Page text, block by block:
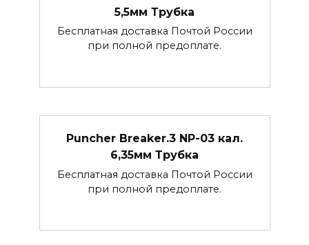
5,5мм Трубка
Бесплатная доставка Почтой России
при полной предоплате.
Puncher Breaker.3 NP-03 кал.
6,35мм Трубка
Бесплатная доставка Почтой России
при полной предоплате.